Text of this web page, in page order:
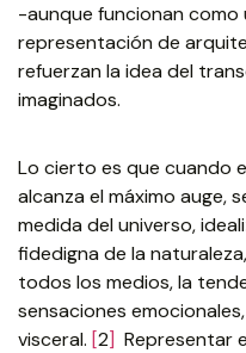
-aunque funcionan como
representación de
refuerzan la idea del
imaginados.
Lo cierto es que cuando
alcanza el máximo auge,
medida del universo,
fidedigna de la
todos los medios, la
sensaciones
visceral. [2] Representar